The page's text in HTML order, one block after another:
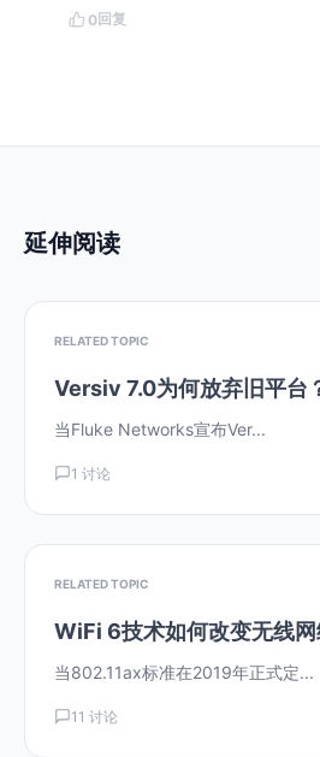
0回复
延伸阅读
RELATED TOPIC
Versiv 7.0为何放弃旧平台
当Fluke Networks宣布Ver...
1 讨论
RELATED TOPIC
WiFi 6技术如何改变无线网
当802.11ax标准在2019年正式定...
11 讨论